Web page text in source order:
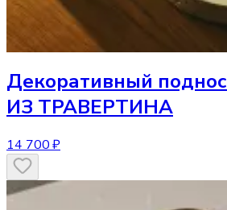
Декоративный поднос
ИЗ ТРАВЕРТИНА
14 700 ₽